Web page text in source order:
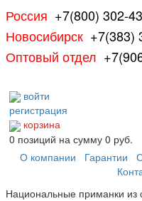
Россия +7(800) 302-
Новосибирск +7(383)
Оптовый отдел
войти
регистрация
корзина
0 позиций на сумму 0 руб.
О компании
Гарантии
Национальные приманки из